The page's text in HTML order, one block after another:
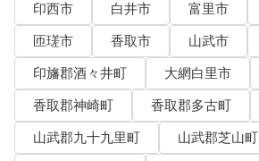
印西市
白井市 富里市
匝瑳市
香取市 山武市
印旛郡酒々井町
大網白里市
香取郡神崎町
香取郡多古町
山武郡九十九里町
山武郡芝山町